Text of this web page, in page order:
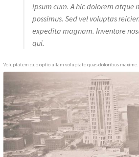
ipsum cum. A hic dolorem atque
possimus. Sed vel voluptas
expedita magnam. Inventore
qui.
Voluptatem quo optio ullam voluptate quas doloribus